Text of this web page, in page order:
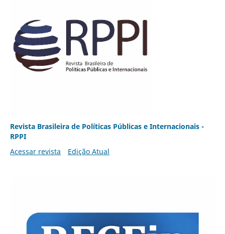
Revista Brasileira de Políticas Públicas e Internacionais -
RPPI
Acessar revista
Edição Atual